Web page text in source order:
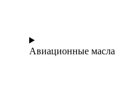
Авиационные масла